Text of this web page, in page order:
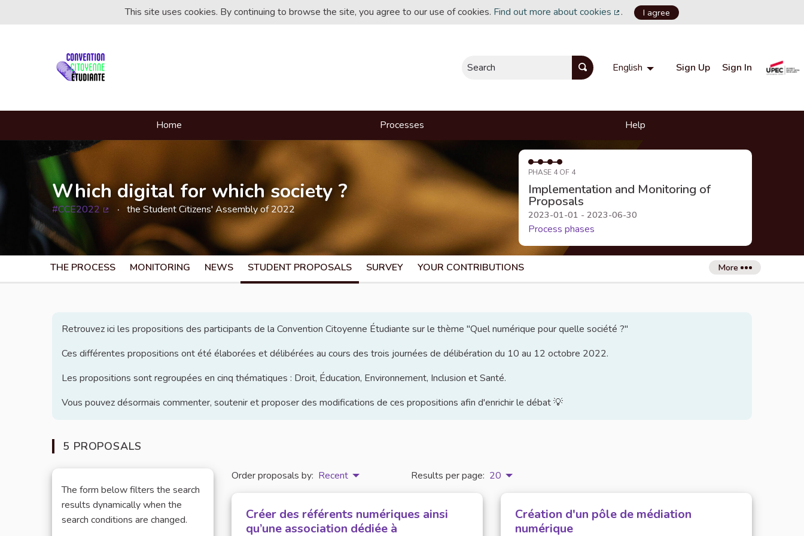
This site uses cookies. By continuing to browse the site, you agree to our use of cookies. Find out more about cookies
(External link)
. I agree
Search English Choisir la langue Choose language
Sign Up Sign In
Home Processes Help
Which digital for which society ?
#CCE2022 the Student Citizens' Assembly of 2022
PHASE 4 OF 4
Implementation and Monitoring of
Proposals
2023-01-01 - 2023-06-30
Process phases
THE PROCESS MONITORING NEWS STUDENT PROPOSALS SURVEY YOUR CONTRIBUTIONS More
Retrouvez ici les propositions des participants de la Convention Citoyenne Étudiante sur le thème "Quel numérique pour quelle société ?"
Ces différentes propositions ont été élaborées et délibérées au cours des trois journées de délibération du 10 au 12 octobre 2022.
Les propositions sont regroupées en cinq thématiques : Droit, Éducation, Environnement, Inclusion et Santé.
Vous pouvez désormais commenter, soutenir et proposer des modifications de ces propositions afin d'enrichir le débat 💡
5 PROPOSALS
The form below filters the search
results dynamically when the
search conditions are changed.
Order proposals by: Recent Results per page: 20
Créer des référents numériques ainsi
qu’une association dédiée à
Création d'un pôle de médiation
numérique